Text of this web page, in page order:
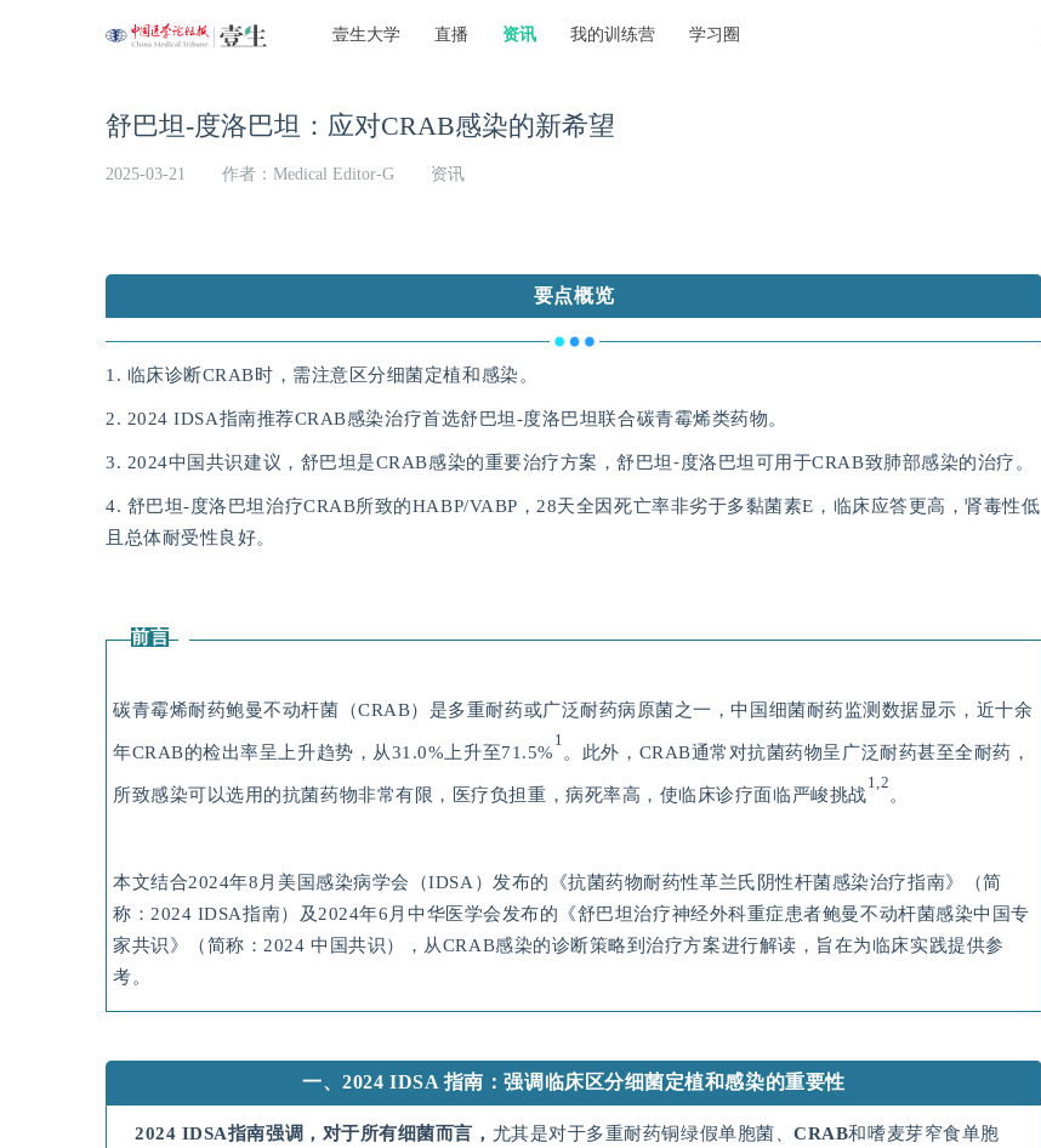
壹生大学 直播 资讯 我的训练营 学习圈
舒巴坦-度洛巴坦：应对CRAB感染的新希望
2025-03-21 作者：Medical Editor-G 资讯
要点概览
1. 临床诊断CRAB时，需注意区分细菌定植和感染。
2. 2024 IDSA指南推荐CRAB感染治疗首选舒巴坦-度洛巴坦联合碳青霉烯类药物。
3. 2024中国共识建议，舒巴坦是CRAB感染的重要治疗方案，舒巴坦⁃度洛巴坦可用于CRAB致肺部感染的治疗。
4. 舒巴坦-度洛巴坦治疗CRAB所致的HABP/VABP，28天全因死亡率非劣于多黏菌素E，临床应答更高，肾毒性低
且总体耐受性良好。
前言
碳青霉烯耐药鲍曼不动杆菌（CRAB）是多重耐药或广泛耐药病原菌之一，中国细菌耐药监测数据显示，近十余
年CRAB的检出率呈上升趋势，从31.0%上升至71.5%
1
。此外，CRAB通常对抗菌药物呈广泛耐药甚至全耐药，
所致感染可以选用的抗菌药物非常有限，医疗负担重，病死率高，使临床诊疗面临严峻挑战
1,2
。
本文结合2024年8月美国感染病学会（IDSA）发布的《抗菌药物耐药性革兰氏阴性杆菌感染治疗指南》（简
称：2024 IDSA指南）及2024年6月中华医学会发布的《舒巴坦治疗神经外科重症患者鲍曼不动杆菌感染中国专
家共识》（简称：2024 中国共识），从CRAB感染的诊断策略到治疗方案进行解读，旨在为临床实践提供参
考。
一、2024 IDSA 指南：强调临床区分细菌定植和感染的重要性
2024 IDSA指南强调，对于所有细菌而言， 尤其是对于多重耐药铜绿假单胞菌、CRAB和嗜麦芽窄食单胞